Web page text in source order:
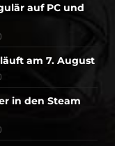
auf PC und
am 7. August
in den Steam